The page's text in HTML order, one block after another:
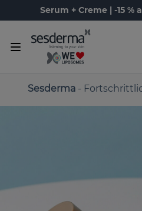
Serum + Creme | -15
Sesderma -